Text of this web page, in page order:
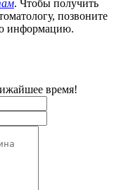
. Чтобы получить
позвоните
информацию.
время!